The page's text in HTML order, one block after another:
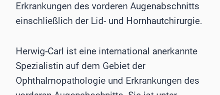
Erkrankungen des vorderen Augenabschnitts
einschließlich der Lid- und Hornhautchirurgie.
Herwig-Carl ist eine international anerkannte
Spezialistin auf dem Gebiet der
Ophthalmopathologie und Erkrankungen des